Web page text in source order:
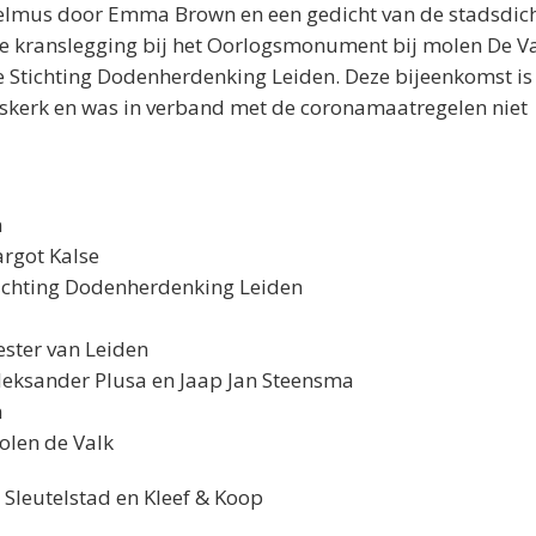
door Emma Brown en een gedicht van de
kranslegging bij het Oorlogsmonument bij molen De
Dodenherdenking Leiden. Deze bijeenkomst
en was in verband met de coronamaatregelen niet
Kalse
Dodenherdenking Leiden
van Leiden
Plusa en Jaap Jan Steensma
de Valk
en Kleef & Koop